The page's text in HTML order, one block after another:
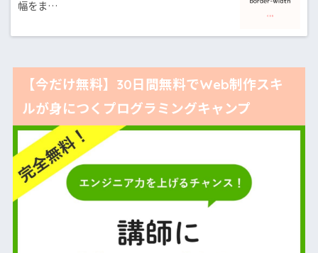
幅をま…
【今だけ無料】30日間無料でWeb制作スキ
ルが身につくプログラミングキャンプ